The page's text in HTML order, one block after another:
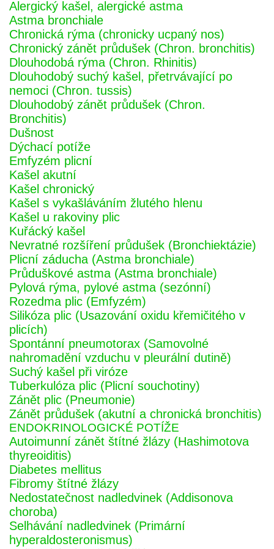
Alergický kašel, alergické astma
Astma bronchiale
Chronická rýma (chronicky ucpaný nos)
Chronický zánět průdušek (Chron. bronchitis)
Dlouhodobá rýma (Chron. Rhinitis)
Dlouhodobý suchý kašel, přetrvávající po
nemoci (Chron. tussis)
Dlouhodobý zánět průdušek (Chron.
Bronchitis)
Dušnost
Dýchací potíže
Emfyzém plicní
Kašel akutní
Kašel chronický
Kašel s vykašláváním žlutého hlenu
Kašel u rakoviny plic
Kuřácký kašel
Nevratné rozšíření průdušek (Bronchiektázie)
Plicní záducha (Astma bronchiale)
Průduškové astma (Astma bronchiale)
Pylová rýma, pylové astma (sezónní)
Rozedma plic (Emfyzém)
Silikóza plic (Usazování oxidu křemičitého v
plicích)
Spontánní pneumotorax (Samovolné
nahromadění vzduchu v pleurální dutině)
Suchý kašel při viróze
Tuberkulóza plic (Plicní souchotiny)
Zánět plic (Pneumonie)
Zánět průdušek (akutní a chronická bronchitis)
ENDOKRINOLOGICKÉ POTÍŽE
Autoimunní zánět štítné žlázy (Hashimotova
thyreoiditis)
Diabetes mellitus
Fibromy štítné žlázy
Nedostatečnost nadledvinek (Addisonova
choroba)
Selhávání nadledvinek (Primární
hyperaldosteronismus)